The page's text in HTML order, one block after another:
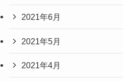
2021年6月
2021年5月
2021年4月